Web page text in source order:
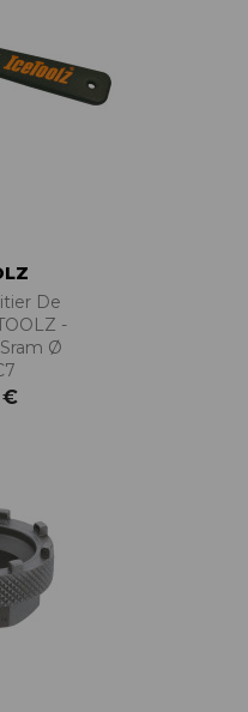
De
-
Ø
€